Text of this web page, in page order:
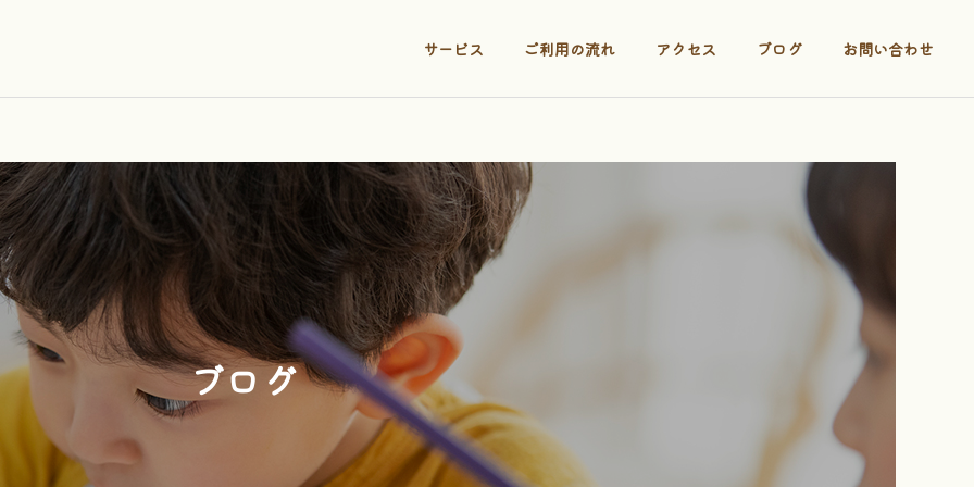
サービス ご利用の流れ アクセス ブログ お問い合わせ
ブログ